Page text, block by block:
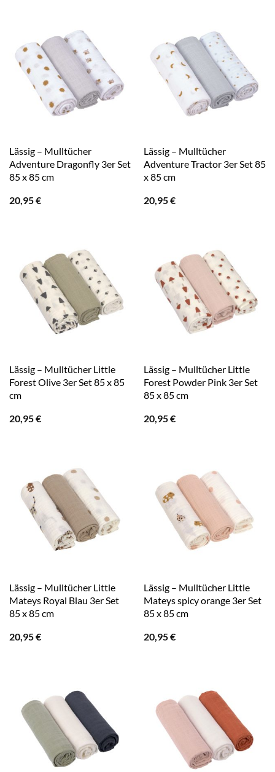
Lässig – Mulltücher
Adventure Dragonfly 3er Set
85 x 85 cm
20,95€
Lässig – Mulltücher
Adventure Tractor 3er Set 85
x 85 cm
20,95€
Lässig – Mulltücher Little
Forest Olive 3er Set 85 x 85
cm
20,95€
Lässig – Mulltücher Little
Forest Powder Pink 3er Set
85 x 85 cm
20,95€
Lässig – Mulltücher Little
Mateys Royal Blau 3er Set
85 x 85 cm
20,95€
Lässig – Mulltücher Little
Mateys spicy orange 3er Set
85 x 85 cm
20,95€